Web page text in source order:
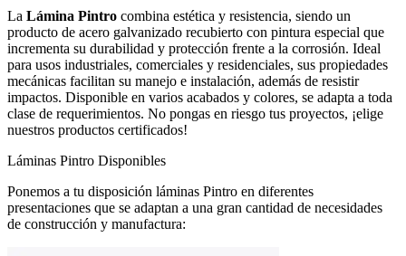
La Lámina Pintro combina estética y resistencia, siendo un
producto de acero galvanizado recubierto con pintura especial que
incrementa su durabilidad y protección frente a la corrosión. Ideal
para usos industriales, comerciales y residenciales, sus propiedades
mecánicas facilitan su manejo e instalación, además de resistir
impactos. Disponible en varios acabados y colores, se adapta a toda
clase de requerimientos. No pongas en riesgo tus proyectos, ¡elige
nuestros productos certificados!
Láminas Pintro Disponibles
Ponemos a tu disposición láminas Pintro en diferentes
presentaciones que se adaptan a una gran cantidad de necesidades
de construcción y manufactura: